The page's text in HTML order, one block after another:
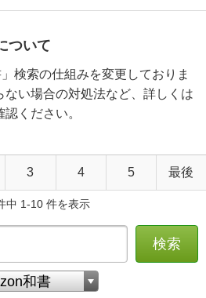
ついて
検索の仕組みを変更しておりま
い場合の対処法など、詳しくは
認ください。
3 4 5 最後
中 1-10 件を表示
検索